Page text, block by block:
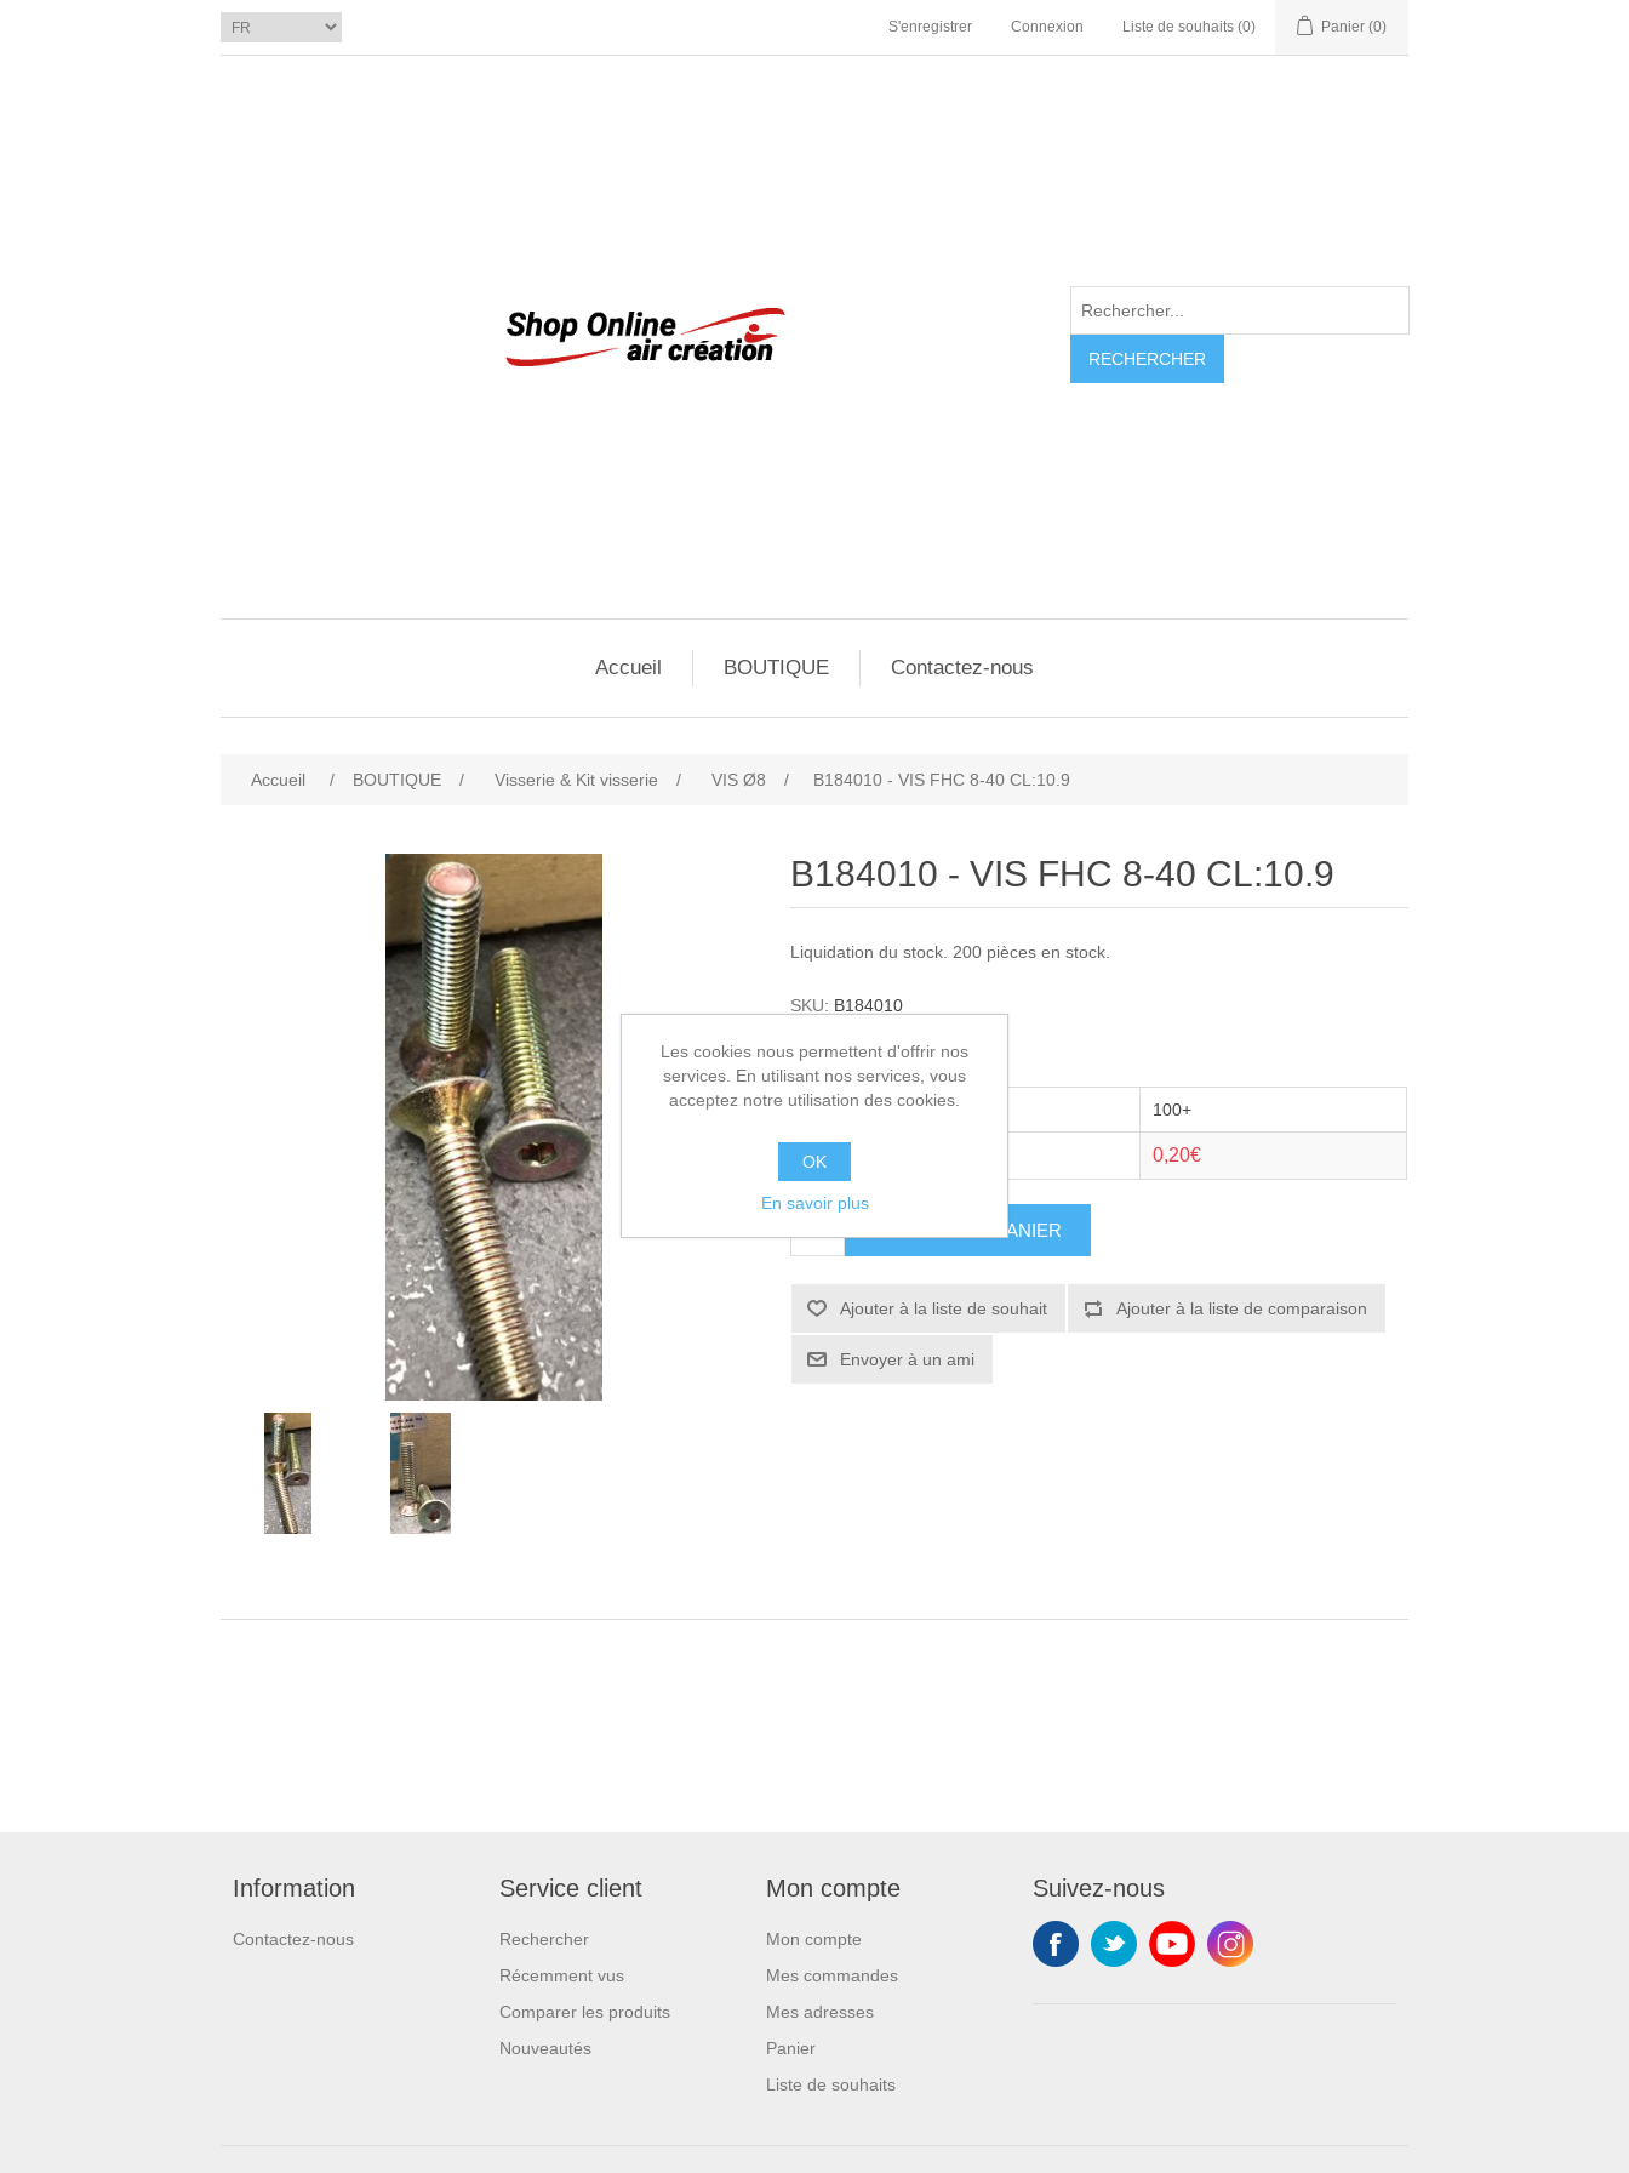
S'enregistrer Connexion Liste de souhaits (0) Panier (0)
RECHERCHER
Accueil BOUTIQUE Contactez-nous
Accueil / BOUTIQUE / Visserie & Kit visserie / VIS Ø8 / B184010 - VIS FHC 8-40 CL:10.9
B184010 - VIS FHC 8-40 CL:10.9
Liquidation du stock. 200 pièces en stock.
SKU: B184010
0,85€ HT
Quantité 100+
Prix 0,20€
AJOUTER AU PANIER
Ajouter à la liste de souhait Ajouter à la liste de comparaison
Envoyer à un ami
Information
Contactez-nous
Service client
Rechercher
Récemment vus
Comparer les produits
Nouveautés
Mon compte
Mon compte
Mes commandes
Mes adresses
Panier
Liste de souhaits
Suivez-nous
Les cookies nous permettent d'offrir nos
services. En utilisant nos services, vous
acceptez notre utilisation des cookies.
OK
En savoir plus